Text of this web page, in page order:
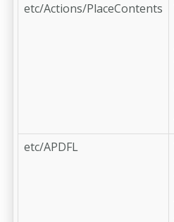
etc/Actions/PlaceContents
etc/APDFL